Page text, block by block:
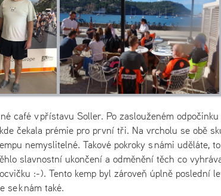
café v přístavu Soller. Po zaslouženém
čekala prémie pro první tři. Na vrcholu se obě
nemyslitelné. Takové pokroky s námi uděláte,
slavnostní ukončení a odměnění těch co
:-). Tento kemp byl zároveň úplně poslední
k nám také.